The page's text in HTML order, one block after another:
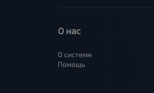
О нас
О системе
Помощь